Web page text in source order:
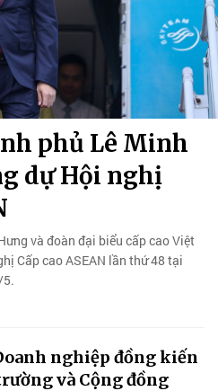
phủ Lê Minh
dự Hội nghị
và đoàn đại biểu cấp cao Việt
Cấp cao ASEAN lần thứ 48 tại
5.
nghiệp đồng kiến
và Cộng đồng